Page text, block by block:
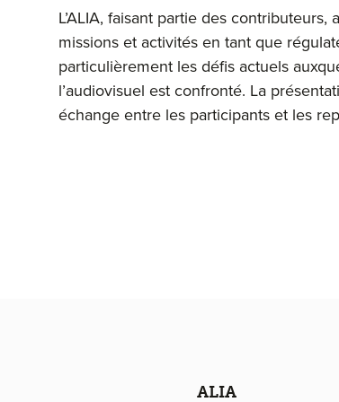
L’ALIA, faisant partie des
missions et activités en tant que
particulièrement les défis actuels
l’audiovisuel est confronté. La
échange entre les participants et les
Navigation de pied de page
ALIA